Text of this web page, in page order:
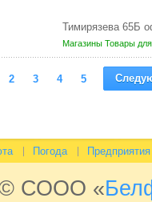
Тимирязева 65Б
Магазины Товары
2 3 4 5
Погода Предприятия
СООО «